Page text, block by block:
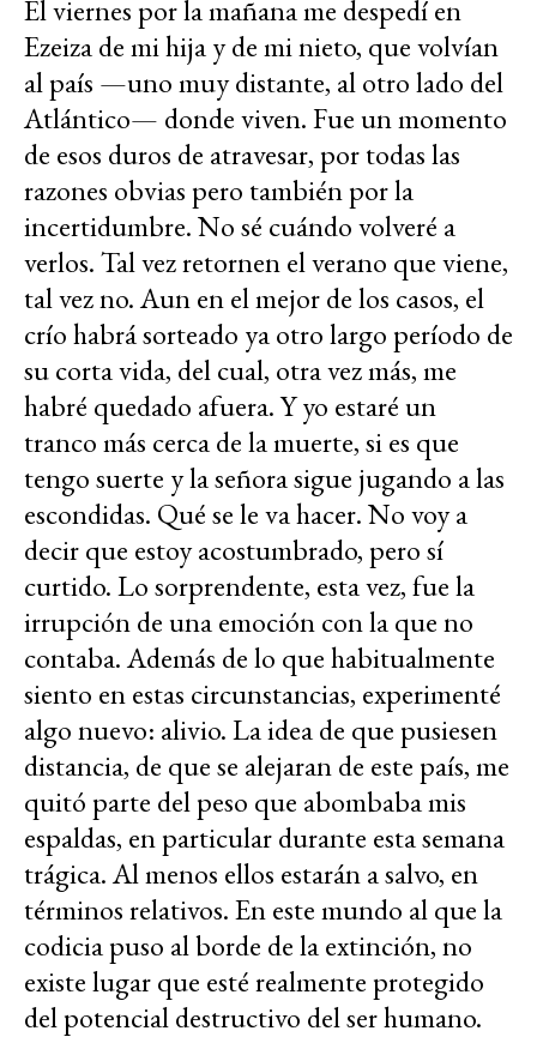
El viernes por la mañana me despedí en
Ezeiza de mi hija y de mi nieto, que volvían
al país —uno muy distante, al otro lado del
Atlántico— donde viven. Fue un momento
de esos duros de atravesar, por todas las
razones obvias pero también por la
incertidumbre. No sé cuándo volveré a
verlos. Tal vez retornen el verano que viene,
tal vez no. Aun en el mejor de los casos, el
crío habrá sorteado ya otro largo período de
su corta vida, del cual, otra vez más, me
habré quedado afuera. Y yo estaré un
tranco más cerca de la muerte, si es que
tengo suerte y la señora sigue jugando a las
escondidas. Qué se le va hacer. No voy a
decir que estoy acostumbrado, pero sí
curtido. Lo sorprendente, esta vez, fue la
irrupción de una emoción con la que no
contaba. Además de lo que habitualmente
siento en estas circunstancias, experimenté
algo nuevo: alivio. La idea de que pusiesen
distancia, de que se alejaran de este país, me
quitó parte del peso que abombaba mis
espaldas, en particular durante esta semana
trágica. Al menos ellos estarán a salvo, en
términos relativos. En este mundo al que la
codicia puso al borde de la extinción, no
existe lugar que esté realmente protegido
del potencial destructivo del ser humano.